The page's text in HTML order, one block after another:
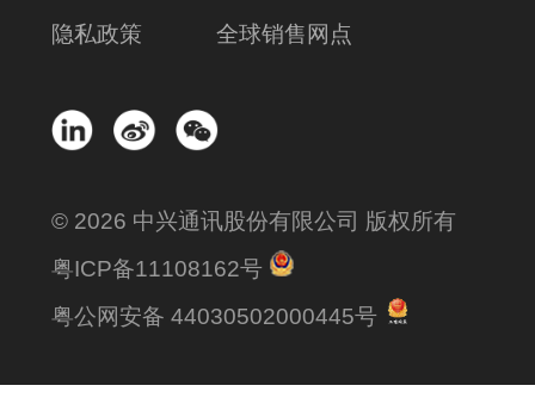
隐私政策
全球销售网点
© 2026 中兴通讯股份有限公司 版权所有
粤ICP备11108162号
粤公网安备 44030502000445号